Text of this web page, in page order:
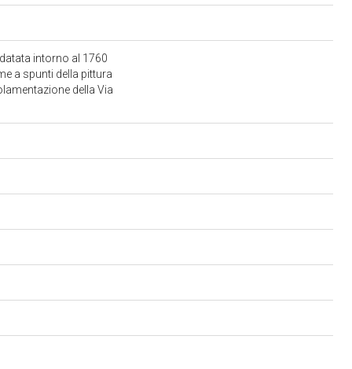
intorno al 1760
a spunti della pittura
della Via